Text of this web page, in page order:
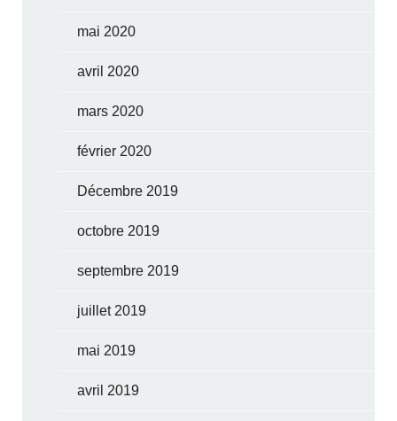
mai 2020
avril 2020
mars 2020
février 2020
Décembre 2019
octobre 2019
septembre 2019
juillet 2019
mai 2019
avril 2019